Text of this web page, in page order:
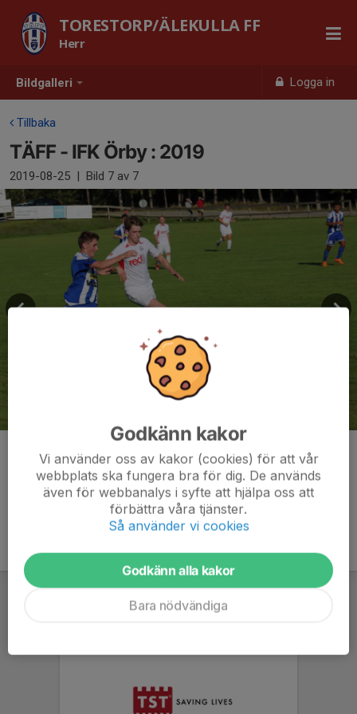
Bildgalleri Logga in
TORESTORP/ÄLEKULLA FF
Herr
Tillbaka
TÄFF - IFK Örby : 2019
2019-08-25 | Bild 7 av 7
Kommentarer
Godkänn kakor
Vi använder oss av kakor (cookies) för att vår
webbplats ska fungera bra för dig. De används
även för webbanalys i syfte att hjälpa oss att
förbättra våra tjänster.
Så använder vi cookies
Godkänn alla kakor
Bara nödvändiga